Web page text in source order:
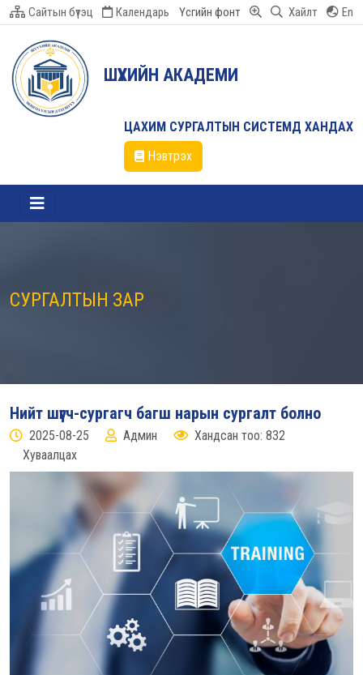
Сайтын бүтэц Календарь Үсгийн фонт Хайлт En
ШҮҮХИЙН АКАДЕМИ
ЦАХИМ СУРГАЛТЫН СИСТЕМД ХАНДАХ
Нэвтрэх
СУРГАЛТЫН ЗАР
Нийт шүүгч-сургагч багш нарын сургалт болно
2025-08-25 Админ
Хандсан тоо: 832
Хуваалцах